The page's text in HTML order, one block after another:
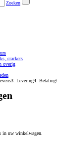
Zoeken
crackers
overig
3. Levering4. Betaling
in uw winkelwagen.